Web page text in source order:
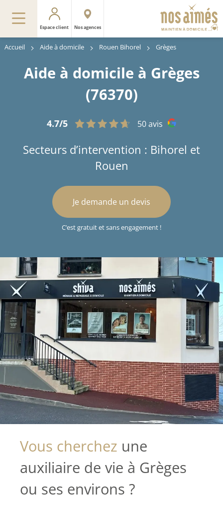
Espace client Nos agences
Accueil Aide à domicile Rouen Bihorel Grèges
Aide à domicile à Grèges
(76370)
4.7/5 50 avis
Secteurs d’intervention : Bihorel et
Rouen
Je demande un devis
C’est gratuit et sans engagement !
Vous cherchez une
auxiliaire de vie à Grèges
ou ses environs ?